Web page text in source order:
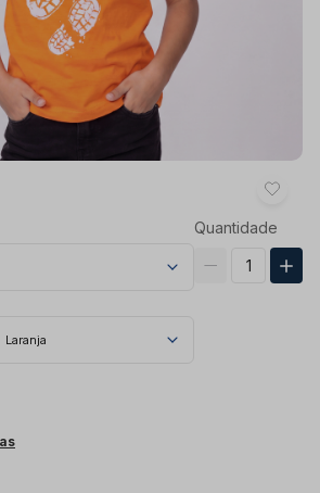
Laranja
Quantidade